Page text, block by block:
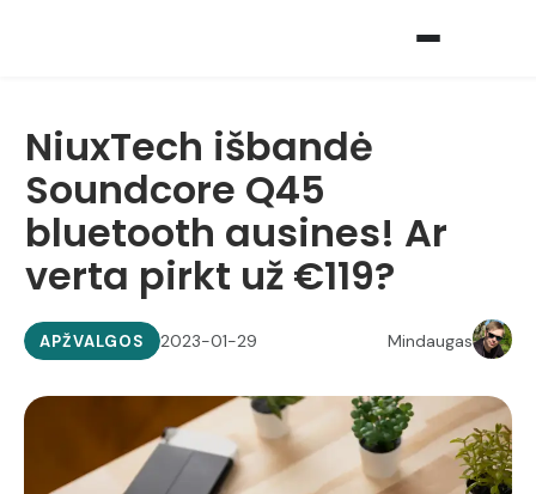
NiuxTech išbandė
Soundcore Q45
bluetooth ausines! Ar
verta pirkt už €119?
APŽVALGOS 2023-01-29 Mindaugas